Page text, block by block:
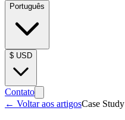
Português
$ USD
Contato
← Voltar aos artigosCase Study